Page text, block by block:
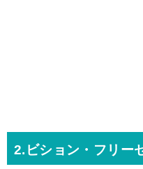
2.ビション・フリー